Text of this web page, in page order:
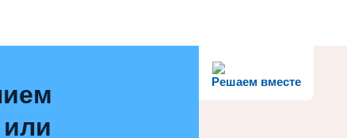
Решаем вместе